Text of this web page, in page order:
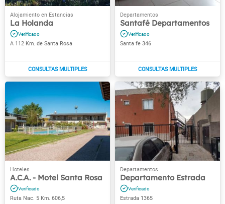
La Holanda
A 112 Km. de Santa Rosa
Santafé Departamentos
Santa fe 346
A.C.A. - Motel Santa Rosa
Ruta Nac. 5 Km. 606,5
Departamento Estrada
Estrada 1365